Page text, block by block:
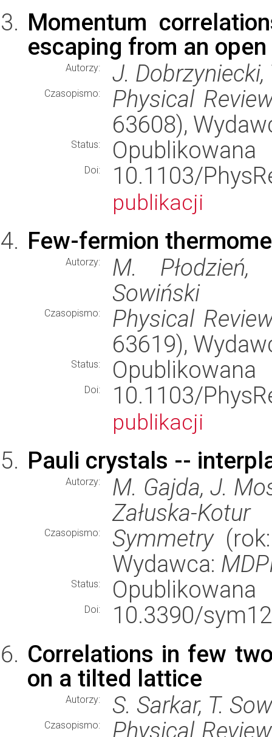
Momentum
escaping from an
Autorzy: J. Dobrzyniecki,
Czasopismo:
Physical
63608),
Status: Opublikowana
Doi: 10.1103/
publikacji
Few-fermion
Autorzy:
M. Płodzień,
Sowiński
Czasopismo:
Physical
63619),
Status: Opublikowana
Doi: 10.1103/
publikacji
Pauli crystals --
Autorzy:
M. Gajda, J.
Załuska-Kotur
Czasopismo: Symmetry(rok:
Wydawca:
Status: Opublikowana
Doi:
10.3390/
Correlations in few
on a tilted lattice
Autorzy: S. Sarkar, T.
Czasopismo: Physical